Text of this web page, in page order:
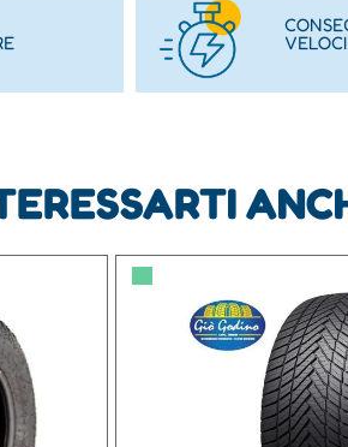
VELOCI
▀